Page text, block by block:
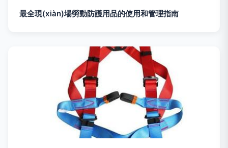
最全現(xiàn)場勞動防護用品的使用和管理指南